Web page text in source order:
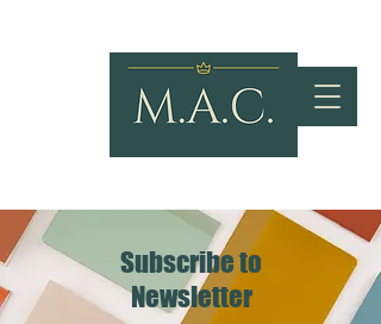
Subscribe to
Newsletter